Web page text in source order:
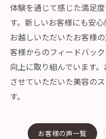
体験を通じて感じた満足
す。新しいお客様にも安
お越しいただいたお客様
客様からのフィードバッ
向上に取り組んでいます
させていただいた美容の
す。
お客様の声一覧